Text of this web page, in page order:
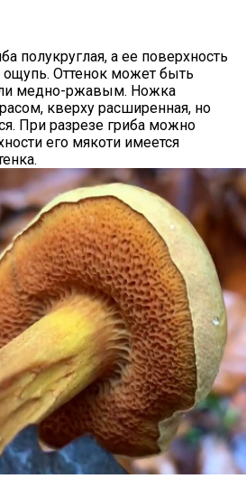
полукруглая, а ее поверхность
ощупь. Оттенок может быть
медно-ржавым. Ножка
кверху расширенная, но
При разрезе гриба можно
его мякоти имеется